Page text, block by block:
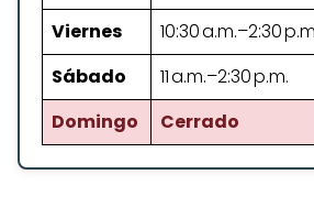
Viernes
10:30 a.m.–2:30
Sábado
11 a.m.–2:30 p.m.
Domingo
Cerrado